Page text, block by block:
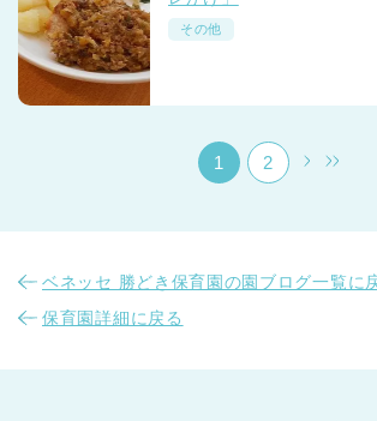
埼玉県
兵庫県
その他
1 2
ベネッセ 勝どき保育園の園ブログ一覧に
保育園詳細に戻る